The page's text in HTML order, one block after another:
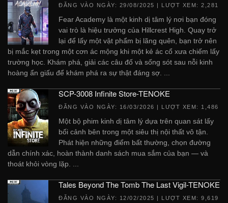
ĐĂNG VÀO NGÀY: 29/08/2025 | LƯỢT XEM: 2,281
Fear Academy là một kinh dị tâm lý nơi bạn đóng
vai trò là hiệu trưởng của Hillcrest High. Quay trở
lại để lấy một vật phẩm bị lãng quên, bạn trở nên
bị mắc kẹt trong một cơn ác mộng khi một kẻ ác cổ xưa chiếm lấy
trường học. Khám phá, giải các câu đố và sống sót sau nỗi kinh
hoàng ẩn giấu để khám phá ra sự thật đáng sợ. ...
SCP-3008 Infinite Store-TENOKE
ĐĂNG VÀO NGÀY: 16/03/2026 | LƯỢT XEM: 1,486
Một bộ phim kinh dị tâm lý dựa trên quan sát lấy
bối cảnh bên trong một siêu thị nội thất vô tận.
Phát hiện những điểm bất thường, chọn đường
dẫn chính xác, hoàn thành danh sách mua sắm của bạn — và
thoát khỏi vòng lặp. ...
Tales Beyond The Tomb The Last Vigil-TENOKE
ĐĂNG VÀO NGÀY: 12/02/2025 | LƯỢT XEM: 9,619